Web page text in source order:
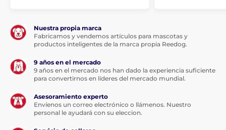
Nuestra propia marca
Fabricamos y vendemos artículos para mascotas y
productos inteligentes de la marca propia Reedog.
9 años en el mercado
9 años en el mercado nos han dado la experiencia suficiente
para convertirnos en líderes del mercado mundial.
Asesoramiento experto
Envíenos un correo electrónico o llámenos. Nuestro
personal le ayudará con su eleccion.